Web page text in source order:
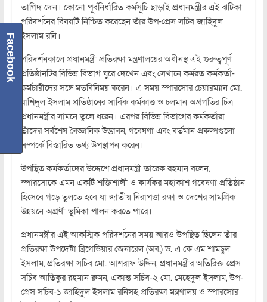
তাগিদ দেন। কোনো পূর্বনির্ধারিত কর্মসূচি ছাড়াই প্রধানমন্ত্রীর এই ঝটিকা
পরিদর্শনের বিষয়টি নিশ্চিত করেছেন তাঁর উপ-প্রেস সচিব জাহিদুল
ইসলাম রনি।
পরিদর্শনকালে প্রধানমন্ত্রী প্রতিরক্ষা মন্ত্রণালয়ের অধীনস্থ এই গুরুত্বপূর্ণ
প্রতিষ্ঠানটির বিভিন্ন বিভাগ ঘুরে দেখেন এবং সেখানে কর্মরত কর্মকর্তা-
কর্মচারীদের সঙ্গে মতবিনিময় করেন। এ সময় স্পারসোর চেয়ারম্যান মো.
রাশিদুল ইসলাম প্রতিষ্ঠানের সার্বিক কর্মকাণ্ড ও চলমান অগ্রগতির চিত্র
প্রধানমন্ত্রীর সামনে তুলে ধরেন। এরপর বিভিন্ন বিভাগের কর্মকর্তারা
তাঁদের সর্বশেষ বৈজ্ঞানিক উদ্ভাবন, গবেষণা এবং বর্তমান প্রকল্পগুলো
সম্পর্কে বিস্তারিত তথ্য উপস্থাপন করেন।
উপস্থিত কর্মকর্তাদের উদ্দেশে প্রধানমন্ত্রী তারেক রহমান বলেন,
স্পারসোকে এমন একটি শক্তিশালী ও কার্যকর মহাকাশ গবেষণা প্রতিষ্ঠান
হিসেবে গড়ে তুলতে হবে যা জাতীয় নিরাপত্তা রক্ষা ও দেশের সামগ্রিক
উন্নয়নে অগ্রণী ভূমিকা পালন করতে পারে।
প্রধানমন্ত্রীর এই আকস্মিক পরিদর্শনের সময় আরও উপস্থিত ছিলেন তাঁর
প্রতিরক্ষা উপদেষ্টা ব্রিগেডিয়ার জেনারেল (অব.) ড. এ কে এম শামছুল
ইসলাম, প্রতিরক্ষা সচিব মো. আশরাফ উদ্দিন, প্রধানমন্ত্রীর অতিরিক্ত প্রেস
সচিব আতিকুর রহমান রুমন, একান্ত সচিব-২ মো. মেহেদুল ইসলাম, উপ-
প্রেস সচিব-১ জাহিদুল ইসলাম রনিসহ প্রতিরক্ষা মন্ত্রণালয় ও স্পারসোর
Facebook